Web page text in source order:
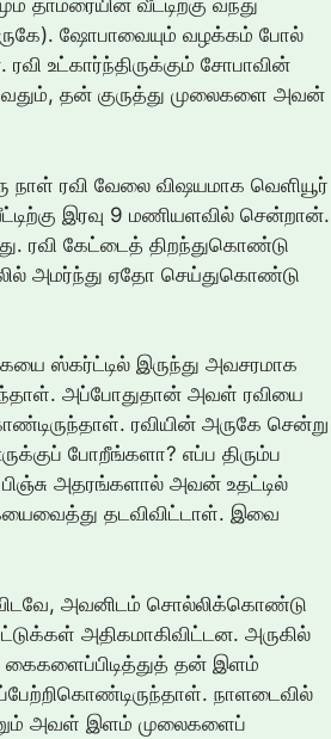
தாமரையின் வீட்டிற்கு வந்து
ஷோபாவையும் வழக்கம் போல்
உட்கார்ந்திருக்கும் சோபாவின்
தன் குருத்து முலைகளை அவன்
நாள் ரவி வேலை விஷயமாக வெளியூர்
இரவு 9 மணியளவில் சென்றான்.
ரவி கேட்டைத் திறந்துகொண்டு
அமர்ந்து ஏதோ செய்துகொண்டு
ஸ்கர்ட்டில் இருந்து அவசரமாக
அப்போதுதான் அவள் ரவியை
ரவியின் அருகே சென்று
போறீங்களா? எப்ப திரும்ப
அதரங்களால் அவன் உதட்டில்
தடவிவிட்டாள். இவை
அவனிடம் சொல்லிக்கொண்டு
அதிகமாகிவிட்டன. அருகில்
கைகளைப்பிடித்துத் தன் இளம்
நாளடைவில்
அவள் இளம் முலைகளைப்